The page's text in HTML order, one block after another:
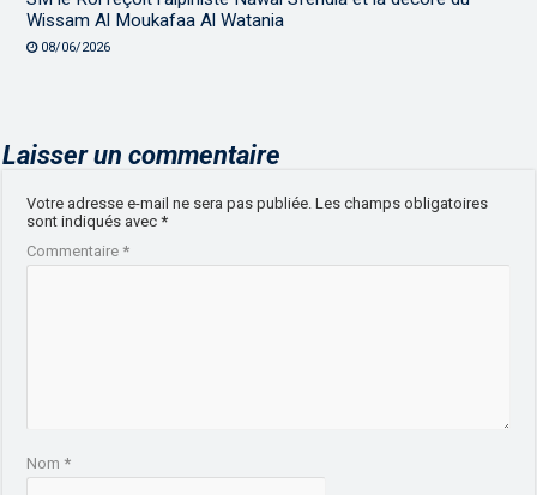
Wissam Al Moukafaa Al Watania
08/06/2026
Laisser un commentaire
Votre adresse e-mail ne sera pas publiée. Les champs obligatoires
sont indiqués avec*
Commentaire*
Nom*